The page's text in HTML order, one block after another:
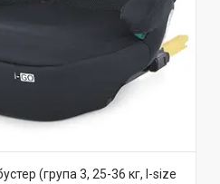
(група 3, 25-36 кг, I-size